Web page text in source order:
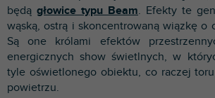
będą głowice typu Beam. Efekty te
wąską, ostrą i skoncentrowaną wiązkę o
Są one królami efektów
energicznych show świetlnych, w
tyle oświetlonego obiektu, co raczej
powietrzu.